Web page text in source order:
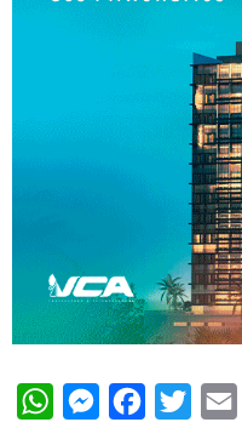
WhatsAppMessengerFacebook
Twitter